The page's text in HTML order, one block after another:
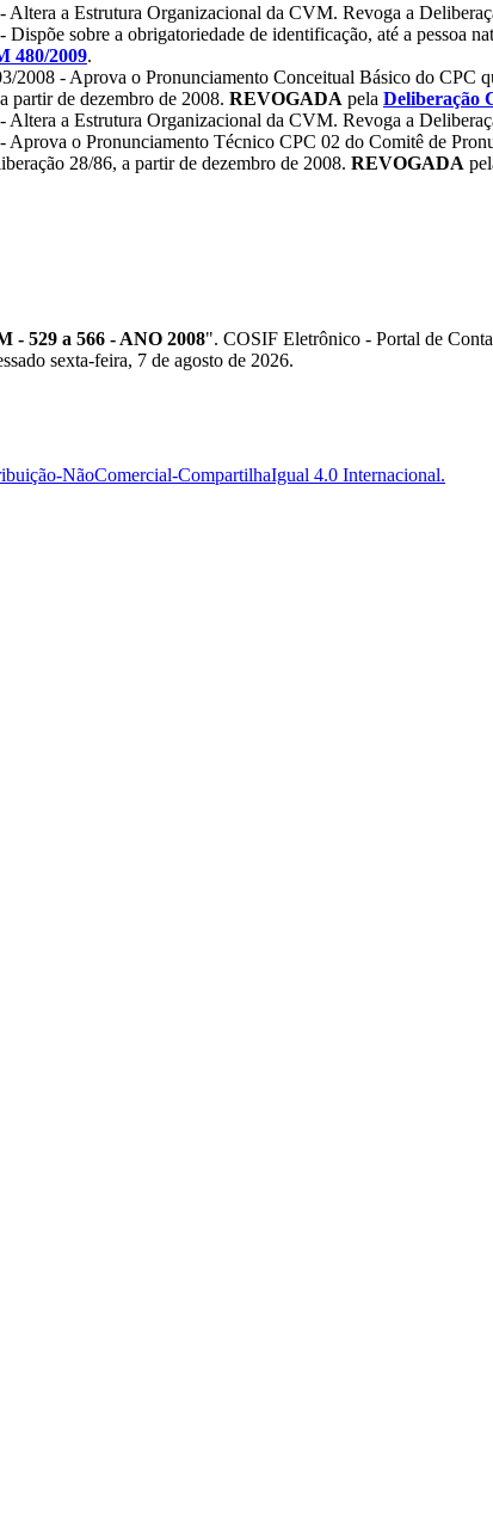
a Estrutura Organizacional da CVM. Revoga a
sobre a obrigatoriedade de identificação, até a pessoa
480/2009.
2008 - Aprova o Pronunciamento Conceitual Básico do CPC
partir de dezembro de 2008. REVOGADA pela Deliberação
a Estrutura Organizacional da CVM. Revoga a
o Pronunciamento Técnico CPC 02 do Comitê de
28/86, a partir de dezembro de 2008. REVOGADA
529 a 566 - ANO 2008". COSIF Eletrônico - Portal de
sexta-feira, 7 de agosto de 2026.
NãoComercial-CompartilhaIgual 4.0 Internacional.